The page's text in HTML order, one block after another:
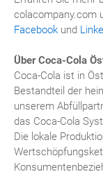
colacompany.com
Facebook und
Über Coca-Cola
Coca-Cola ist in
Bestandteil der
unserem
das Coca-Cola
Die lokale